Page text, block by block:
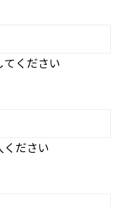
ください
ださい